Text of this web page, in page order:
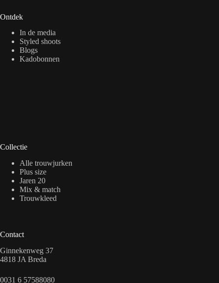
Ontdek
In de media
Styled shoots
Blogs
Kadobonnen
Collectie
Alle trouwjurken
Plus size
Jaren 20
Mix & match
Trouwkleed
Contact
Ginnekenweg 37
4818 JA Breda
0031 6 57588080